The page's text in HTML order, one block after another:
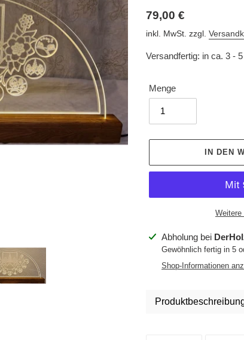
Normaler
Preis
79,00 €
inkl. MwSt. zzgl.
Versandfertig: in ca. 3 -
Menge
IN DEN
Produkt
zum
Abholung bei
Gewöhnlich fertig in 5
Shop-Informationen